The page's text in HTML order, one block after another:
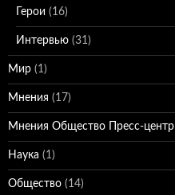
Герои (16)
Интервью (31)
Мир (1)
Мнения (17)
Мнения Общество Пресс-центр
Наука (1)
Общество (14)